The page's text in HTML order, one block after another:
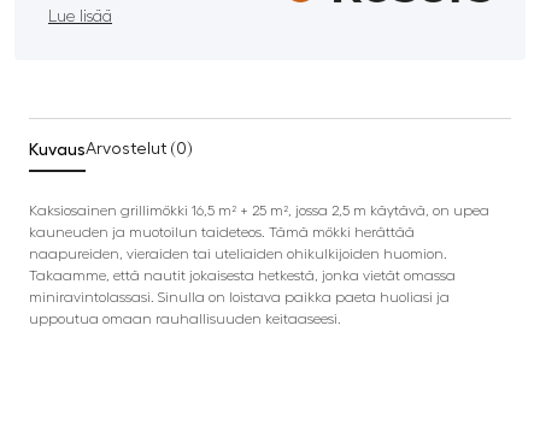
Lue lisää
KuvausArvostelut (0)
Kaksiosainen grillimökki 16,5 m² + 25 m², jossa 2,5 m käytävä, on upea
kauneuden ja muotoilun taideteos. Tämä mökki herättää
naapureiden, vieraiden tai uteliaiden ohikulkijoiden huomion.
Takaamme, että nautit jokaisesta hetkestä, jonka vietät omassa
miniravintolassasi. Sinulla on loistava paikka paeta huoliasi ja
uppoutua omaan rauhallisuuden keitaaseesi.